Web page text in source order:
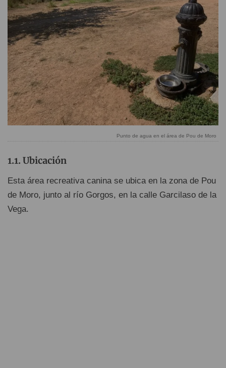
Punto de agua en el área de Pou de Moro
Ubicación
Esta área recreativa canina se ubica en la zona de Pou
de Moro, junto al río Gorgos, en la calle Garcilaso de la
Vega.